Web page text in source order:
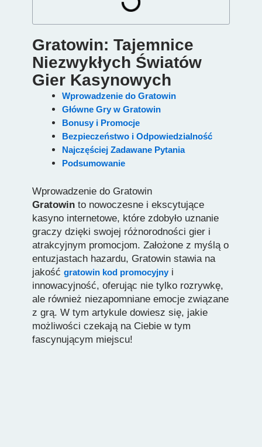
Gratowin: Tajemnice
Niezwykłych Światów
Gier Kasynowych
Wprowadzenie do Gratowin
Główne Gry w Gratowin
Bonusy i Promocje
Bezpieczeństwo i Odpowiedzialność
Najczęściej Zadawane Pytania
Podsumowanie
Wprowadzenie do Gratowin
Gratowin to nowoczesne i ekscytujące
kasyno internetowe, które zdobyło uznanie
graczy dzięki swojej różnorodności gier i
atrakcyjnym promocjom. Założone z myślą o
entuzjastach hazardu, Gratowin stawia na
jakośćgratowin kod promocyjny i
innowacyjność, oferując nie tylko rozrywkę,
ale również niezapomniane emocje związane
z grą. W tym artykule dowiesz się, jakie
możliwości czekają na Ciebie w tym
fascynującym miejscu!